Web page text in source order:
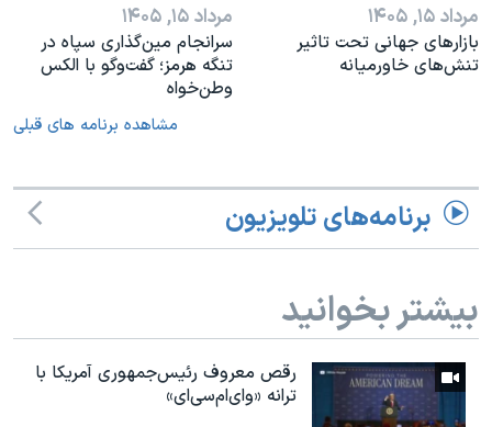
مرداد ۱۵, ۱۴۰۵
بازارهای جهانی تحت تاثیر
تنش‌های خاورمیانه
مرداد ۱۵, ۱۴۰۵
سرانجام مین‌گذاری‌ سپاه در
تنگه هرمز؛ گفت‌وگو با الکس
وطن‌خواه
مشاهده برنامه های قبلی
برنامه‌های تلویزیون
بیشتر بخوانید
رقص معروف رئیس‌جمهوری آمریکا با
ترانه «وای‌ام‌سی‌ای»